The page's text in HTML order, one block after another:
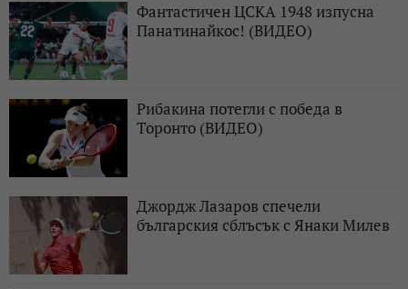
Фантастичен ЦСКА 1948 изпусна
Панатинайкос! (ВИДЕО)
Рибакина потегли с победа в
Торонто (ВИДЕО)
Джордж Лазаров спечели
българския сблъсък с Янаки Милев